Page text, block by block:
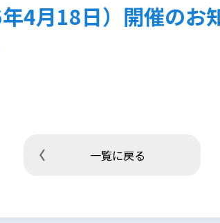
4月18日）開催のお
一覧に戻る